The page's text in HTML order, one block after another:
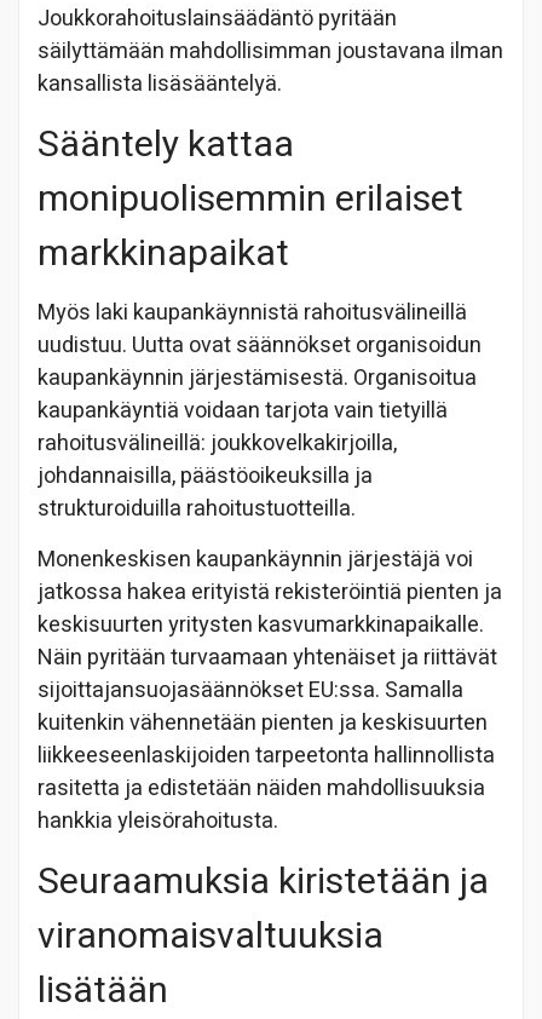
Joukkorahoituslainsäädäntö pyritään
säilyttämään mahdollisimman joustavana ilman
kansallista lisäsääntelyä.
Sääntely kattaa
monipuolisemmin erilaiset
markkinapaikat
Myös laki kaupankäynnistä rahoitusvälineillä
uudistuu. Uutta ovat säännökset organisoidun
kaupankäynnin järjestämisestä. Organisoitua
kaupankäyntiä voidaan tarjota vain tietyillä
rahoitusvälineillä: joukkovelkakirjoilla,
johdannaisilla, päästöoikeuksilla ja
strukturoiduilla rahoitustuotteilla.
Monenkeskisen kaupankäynnin järjestäjä voi
jatkossa hakea erityistä rekisteröintiä pienten ja
keskisuurten yritysten kasvumarkkinapaikalle.
Näin pyritään turvaamaan yhtenäiset ja riittävät
sijoittajansuojasäännökset EU:ssa. Samalla
kuitenkin vähennetään pienten ja keskisuurten
liikkeeseenlaskijoiden tarpeetonta hallinnollista
rasitetta ja edistetään näiden mahdollisuuksia
hankkia yleisörahoitusta.
Seuraamuksia kiristetään ja
viranomaisvaltuuksia
lisätään